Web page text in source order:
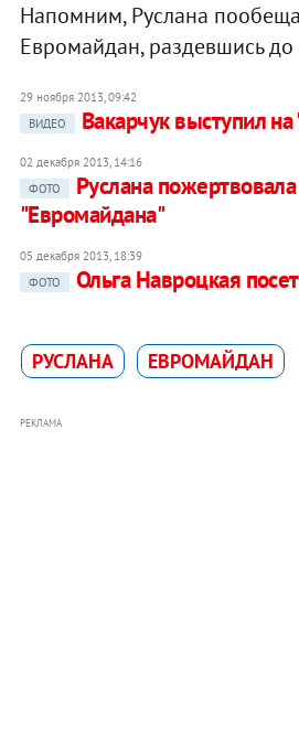
Напомним, Руслана
Евромайдан, раздевшись до
29 ноября 2013, 09:42
ВИДЕО
Вакарчук выступил
02 декабря 2013, 14:16
ФОТО
Руслана
"Евромайдана"
05 декабря 2013, 18:39
ФОТО
Ольга Навроцкая
РУСЛАНА ЕВРОМАЙДАН
РЕКЛАМА